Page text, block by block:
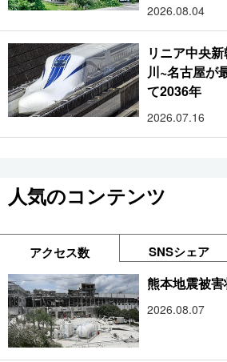
2026.08.04
リニア中央
川~名古屋が
て2036年
2026.07.16
人気のコンテンツ
アクセス数 SNSシェア
熊本地震被
2026.08.07